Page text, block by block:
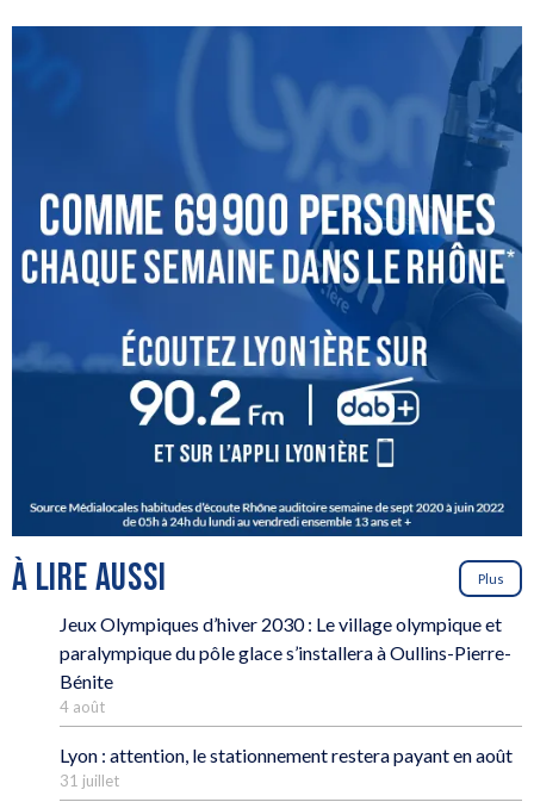
À LIRE AUSSI Plus
Jeux Olympiques d’hiver 2030 : Le village olympique et
paralympique du pôle glace s’installera à Oullins-Pierre-
Bénite
4 août
Lyon : attention, le stationnement restera payant en août
31 juillet